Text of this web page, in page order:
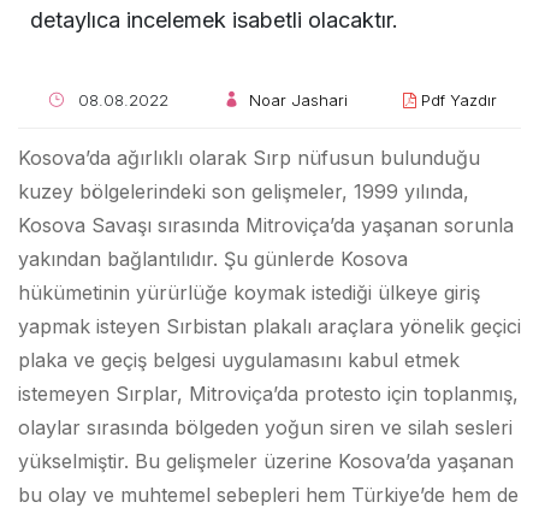
detaylıca incelemek isabetli olacaktır.
08.08.2022 Noar Jashari Pdf Yazdır
Kosova’da ağırlıklı olarak Sırp nüfusun bulunduğu
kuzey bölgelerindeki son gelişmeler, 1999 yılında,
Kosova Savaşı sırasında Mitroviça’da yaşanan sorunla
yakından bağlantılıdır. Şu günlerde Kosova
hükümetinin yürürlüğe koymak istediği ülkeye giriş
yapmak isteyen Sırbistan plakalı araçlara yönelik geçici
plaka ve geçiş belgesi uygulamasını kabul etmek
istemeyen Sırplar, Mitroviça’da protesto için toplanmış,
olaylar sırasında bölgeden yoğun siren ve silah sesleri
yükselmiştir. Bu gelişmeler üzerine Kosova’da yaşanan
bu olay ve muhtemel sebepleri hem Türkiye’de hem de